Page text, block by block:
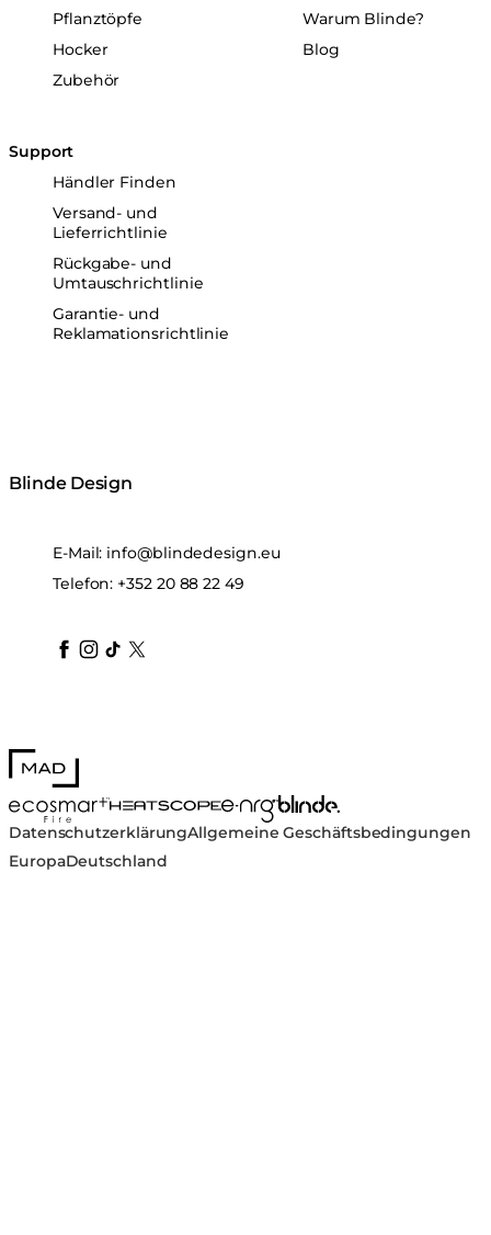
Pflanztöpfe
Hocker
Zubehör
Warum Blinde?
Blog
Support
Händler Finden
Versand- und
Lieferrichtlinie
Rückgabe- und
Umtauschrichtlinie
Garantie- und
Reklamationsrichtlinie
Blinde Design
E-Mail: info@blindedesign.eu
Telefon: +352 20 88 22 49
blindedesign
blindedesign
blindedesign
blinde-design
blindedesign
MAD Design
EcoSmart FireHEATSCOPE® Heaters
e-NRG Bioethanol
Blinde Design
DatenschutzerklärungAllgemeine Geschäftsbedingungen
EuropaDeutschland